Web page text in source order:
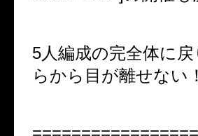
5人編成の完全体に
らから目が離せない！